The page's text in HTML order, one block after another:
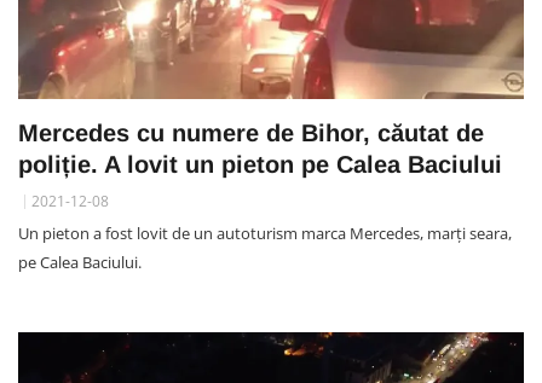
Mercedes cu numere de Bihor, căutat de
poliție. A lovit un pieton pe Calea Baciului
2021-12-08
Un pieton a fost lovit de un autoturism marca Mercedes, marți seara,
pe Calea Baciului.